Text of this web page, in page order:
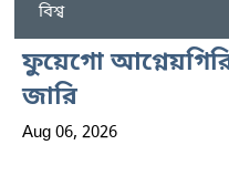
বিশ্ব
ফুয়েগো
জারি
Aug 06, 2026